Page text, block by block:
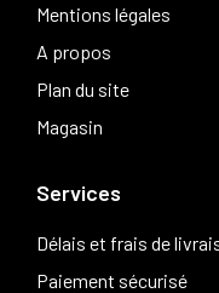
Mentions légales
A propos
Plan du site
Magasin
Services
Délais et frais de
Paiement sécurisé